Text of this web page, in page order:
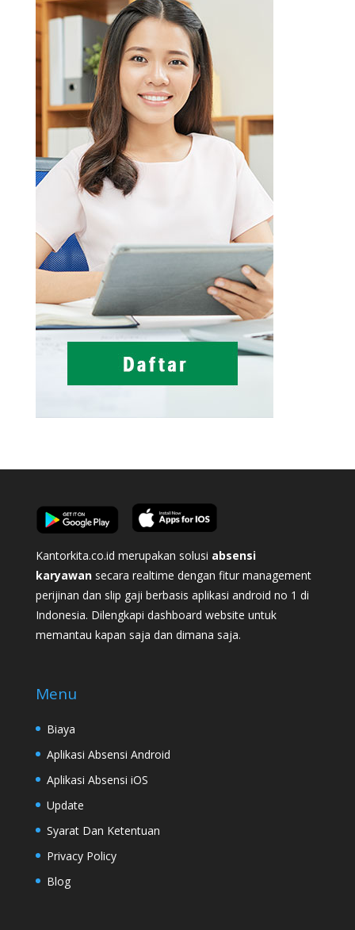
Kantorkita.co.id merupakan solusi absensi
karyawan secara realtime dengan fitur management
perijinan dan slip gaji berbasis aplikasi android no 1 di
Indonesia. Dilengkapi dashboard website untuk
memantau kapan saja dan dimana saja.
Menu
Biaya
Aplikasi Absensi Android
Aplikasi Absensi iOS
Update
Syarat Dan Ketentuan
Privacy Policy
Blog